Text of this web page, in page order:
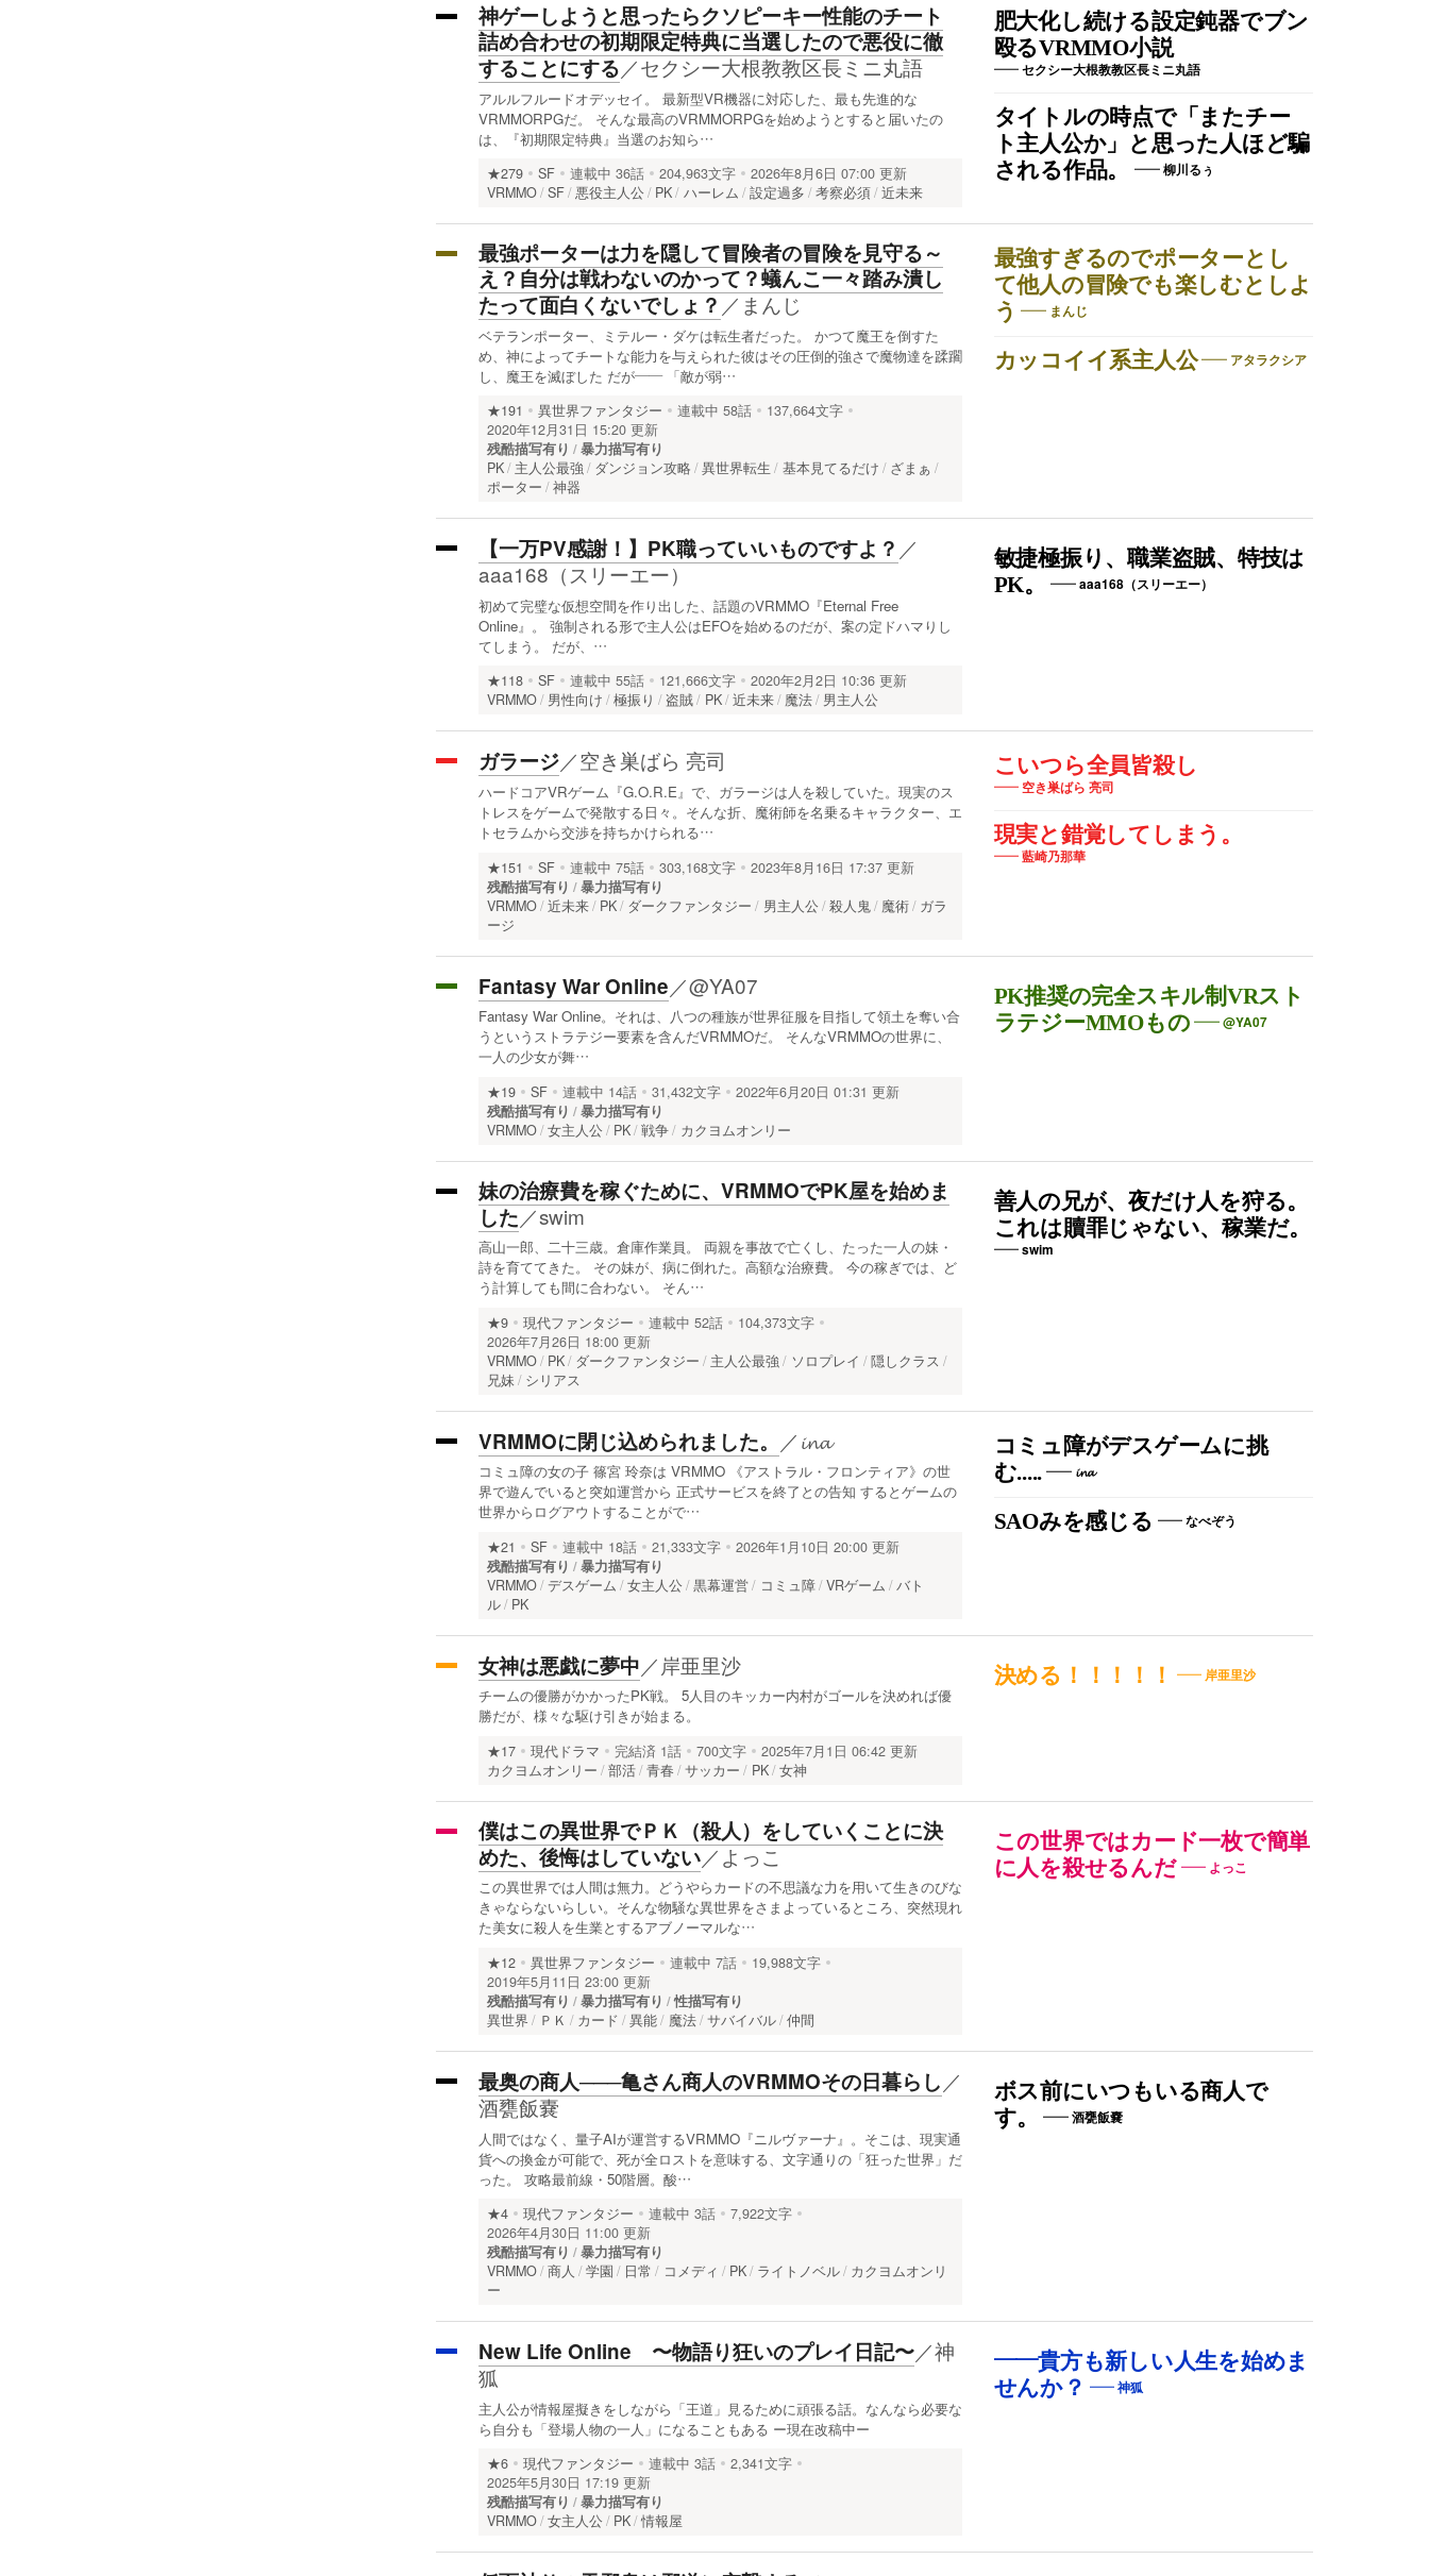
肥大化し続ける設定鈍器でブン
殴るVRMMO小説
セクシー大根教教区長ミニ丸語
タイトルの時点で「またチー
ト主人公か」と思った人ほど騙
される作品。
柳川るぅ
神ゲーしようと思ったらクソピーキー性能のチート
詰め合わせの初期限定特典に当選したので悪役に徹
することにする／セクシー大根教教区長ミニ丸語
アルルフルードオデッセイ。 最新型VR機器に対応した、最も先進的な
VRMMORPGだ。 そんな最高のVRMMORPGを始めようとすると届いたの
は、『初期限定特典』当選のお知ら…
★279 SF 連載中 36話 204,963文字
2026年8月6日 07:00 更新
VRMMO SF 悪役主人公 PK ハーレム 設定過多 考察必須 近未来
最強すぎるのでポーターとし
て他人の冒険でも楽しむとしよ
う
まんじ
カッコイイ系主人公 アタラクシア
最強ポーターは力を隠して冒険者の冒険を見守る～
え？自分は戦わないのかって？蟻んこ一々踏み潰し
たって面白くないでしょ？ ／ まんじ
ベテランポーター、ミテルー・ダケは転生者だった。 かつて魔王を倒すた
め、神によってチートな能力を与えられた彼はその圧倒的強さで魔物達を蹂躙
し、魔王を滅ぼした だが―― 「敵が弱…
★191 異世界ファンタジー 連載中 58話
137,664文字
2020年12月31日 15:20 更新
残酷描写有り
暴力描写有り
PK
主人公最強 ダンジョン攻略 異世界転生 基本見てるだけ
ざまぁ
ポーター
神器
敏捷極振り、職業盗賊、特技は
PK。
aaa168（スリーエー）
【一万PV感謝！】PK職っていいものですよ？ ／
aaa168（スリーエー）
初めて完璧な仮想空間を作り出した、話題のVRMMO『Eternal Free
Online』。 強制される形で主人公はEFOを始めるのだが、案の定ドハマりし
てしまう。 だが、…
★118 SF 連載中 55話 121,666文字
2020年2月2日 10:36 更新
VRMMO
男性向け 極振り 盗賊 PK 近未来 魔法 男主人公
こいつら全員皆殺し
空き巣ばら 亮司
現実と錯覚してしまう。
藍崎乃那華
ガラージ／空き巣ばら 亮司
ハードコアVRゲーム『G.O.R.E』で、ガラージは人を殺していた。現実のス
トレスをゲームで発散する日々。そんな折、魔術師を名乗るキャラクター、エ
トセラムから交渉を持ちかけられる…
★151 SF 連載中 75話 303,168文字
2023年8月16日 17:37 更新
残酷描写有り
暴力描写有り
VRMMO 近未来 PK ダークファンタジー 男主人公 殺人鬼 魔術
ガラ
ージ
PK推奨の完全スキル制VRスト
ラテジーMMOもの
@YA07
Fantasy War Online／@YA07
Fantasy War Online。それは、八つの種族が世界征服を目指して領土を奪い合
うというストラテジー要素を含んだVRMMOだ。 そんなVRMMOの世界に、
一人の少女が舞…
★19 SF 連載中 14話 31,432文字
2022年6月20日 01:31 更新
残酷描写有り
暴力描写有り
VRMMO 女主人公 PK 戦争 カクヨムオンリー
善人の兄が、夜だけ人を狩る。
これは贖罪じゃない、稼業だ。
swim
妹の治療費を稼ぐために、VRMMOでPK屋を始めま
した／swim
高山一郎、二十三歳。倉庫作業員。 両親を事故で亡くし、たった一人の妹・
詩を育ててきた。 その妹が、病に倒れた。高額な治療費。 今の稼ぎでは、ど
う計算しても間に合わない。 そん…
★9 現代ファンタジー 連載中 52話
104,373文字
2026年7月26日 18:00 更新
VRMMO
PK ダークファンタジー 主人公最強 ソロプレイ
隠しクラス
兄妹
シリアス
コミュ障がデスゲームに挑
む.....
𝓲𝓷𝓪
SAOみを感じる なべぞう
VRMMOに閉じ込められました。 ／𝓲𝓷𝓪
コミュ障の女の子 篠宮 玲奈は VRMMO 《アストラル・フロンティア》の世
界で遊んでいると突如運営から 正式サービスを終了との告知 するとゲームの
世界からログアウトすることがで…
★21 SF 連載中 18話 21,333文字
2026年1月10日 20:00 更新
残酷描写有り
暴力描写有り
VRMMO デスゲーム 女主人公 黒幕運営 コミュ障 VRゲーム
バト
ル
PK
決める！！！！！ 岸亜里沙
女神は悪戯に夢中／ 岸亜里沙
チームの優勝がかかったPK戦。 5人目のキッカー内村がゴールを決めれば優
勝だが、様々な駆け引きが始まる。
★17 現代ドラマ 完結済 1話 700文字
2025年7月1日 06:42 更新
カクヨムオンリー
部活 青春 サッカー PK 女神
この世界ではカード一枚で簡単
に人を殺せるんだ
よっこ
僕はこの異世界でＰＫ（殺人）をしていくことに決
めた、後悔はしていない／よっこ
この異世界では人間は無力。どうやらカードの不思議な力を用いて生きのびな
きゃならないらしい。そんな物騒な異世界をさまよっているところ、突然現れ
た美女に殺人を生業とするアブノーマルな…
★12 異世界ファンタジー 連載中 7話
19,988文字
2019年5月11日 23:00 更新
残酷描写有り
暴力描写有り
性描写有り
異世界
ＰＫ カード 異能 魔法 サバイバル 仲間
ボス前にいつもいる商人で
す。
酒甕飯嚢
最奥の商人───亀さん商人のVRMMOその日暮らし ／
酒甕飯嚢
人間ではなく、量子AIが運営するVRMMO『ニルヴァーナ』。そこは、現実通
貨への換金が可能で、死が全ロストを意味する、文字通りの「狂った世界」だ
った。 攻略最前線・50階層。酸…
★4 現代ファンタジー 連載中 3話
7,922文字
2026年4月30日 11:00 更新
残酷描写有り
暴力描写有り
VRMMO 商人 学園 日常 コメディ PK ライトノベル
カクヨムオンリ
ー
――貴方も新しい人生を始めま
せんか？
神狐
New Life Online 〜物語り狂いのプレイ日記〜／神
狐
主人公が情報屋擬きをしながら「王道」見るために頑張る話。なんなら必要な
ら自分も「登場人物の一人」になることもある ー現在改稿中ー
★6 現代ファンタジー 連載中 3話
2,341文字
2025年5月30日 17:19 更新
残酷描写有り
暴力描写有り
VRMMO 女主人公 PK 情報屋